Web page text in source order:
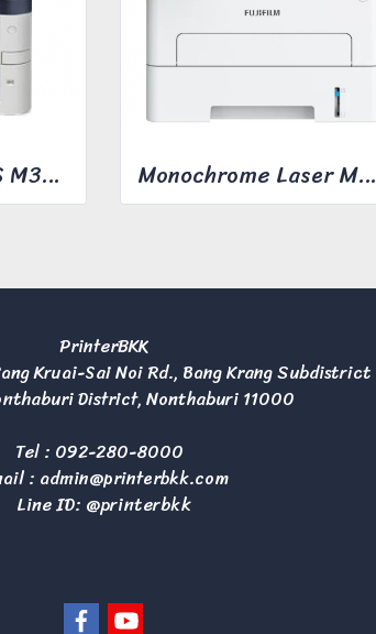
KYOCERA ECOSYS M3040idn Monochrome Laser Multifunction printer ApeosPort 3410SD
PrinterBKK
Kruai-Sai Noi Rd., Bang Krang Subdistrict
District, Nonthaburi 11000
Tel : 092-280-8000
: admin@printerbkk.com
Line ID: @printerbkk